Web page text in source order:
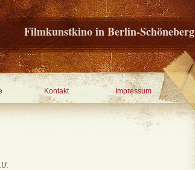
Filmkunstkino in Berlin-Schöneberg
Kontakt Impressum